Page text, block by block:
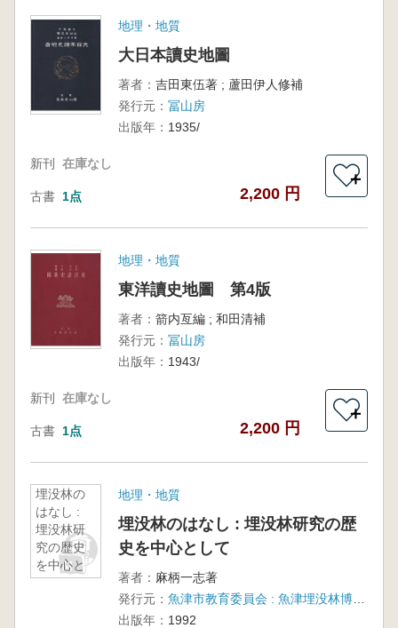
地理・地質
大日本讀史地圖
著者： 吉田東伍著 ; 蘆田伊人修補
発行元： 冨山房
出版年： 1935/
新刊 在庫なし
古書 1点 2,200 円
＋
地理・地質
東洋讀史地圖 第4版
著者： 箭内亙編 ; 和田清補
発行元： 冨山房
出版年： 1943/
新刊 在庫なし
古書 1点 2,200 円
＋
埋没林の
はなし :
埋没林研
究の歴史
を中心と
して
地理・地質
埋没林のはなし : 埋没林研究の歴
史を中心として
著者： 麻柄一志著
発行元：
魚津市教育委員会 : 魚津埋没林博物館
出版年： 1992